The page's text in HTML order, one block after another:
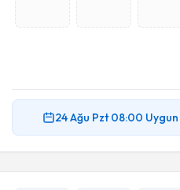
24 Ağu Pzt 08:00